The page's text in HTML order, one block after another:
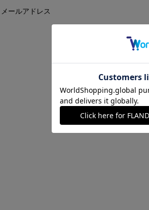
メールアドレス